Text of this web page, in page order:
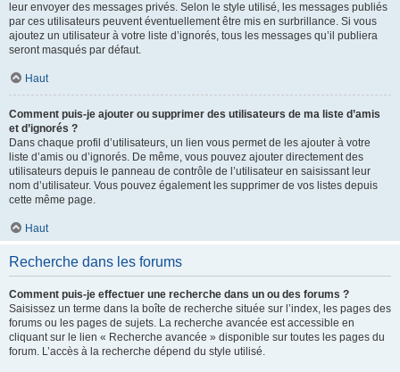
leur envoyer des messages privés. Selon le style utilisé, les messages publiés
par ces utilisateurs peuvent éventuellement être mis en surbrillance. Si vous
ajoutez un utilisateur à votre liste d’ignorés, tous les messages qu’il publiera
seront masqués par défaut.
Haut
Comment puis-je ajouter ou supprimer des utilisateurs de ma liste d’amis
et d’ignorés ?
Dans chaque profil d’utilisateurs, un lien vous permet de les ajouter à votre
liste d’amis ou d’ignorés. De même, vous pouvez ajouter directement des
utilisateurs depuis le panneau de contrôle de l’utilisateur en saisissant leur
nom d’utilisateur. Vous pouvez également les supprimer de vos listes depuis
cette même page.
Haut
Recherche dans les forums
Comment puis-je effectuer une recherche dans un ou des forums ?
Saisissez un terme dans la boîte de recherche située sur l’index, les pages des
forums ou les pages de sujets. La recherche avancée est accessible en
cliquant sur le lien « Recherche avancée » disponible sur toutes les pages du
forum. L’accès à la recherche dépend du style utilisé.